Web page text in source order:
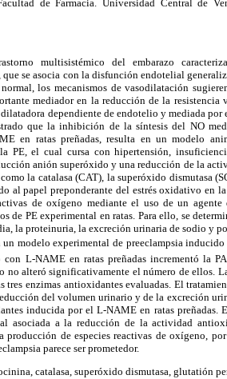
de Farmacia. Universidad Central de
multisistémico del embarazo
se asocia con la disfunción endotelial
los mecanismos de vasodilatación
mediador en la reducción de la resistencia
dependiente de endotelio y mediada por
que la inhibición de la síntesis del NO
en ratas preñadas, resulta en un modelo
PE, el cual cursa con hipertensión,
anión superóxido y una reducción de la
la catalasa (CAT), la superóxido dismutasa
al papel preponderante del estrés oxidativo en
de oxígeno mediante el uso de un
de PE experimental en ratas. Para ello, se
la proteinuria, la excreción urinaria de sodio y
modelo experimental de preeclampsia
L-NAME en ratas preñadas incrementó la
no alteró significativamente el número de ellos.
tres enzimas antioxidantes evaluadas. El
del volumen urinario y de la excreción
inducida por el L-NAME en ratas preñadas.
asociada a la reducción de la actividad
producción de especies reactivas de oxígeno,
parece ser prometedor.
catalasa, superóxido dismutasa, glutatión